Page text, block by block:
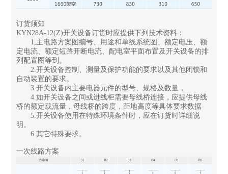
订货须知
KYN28A-12(Z)开关设备订货时应提供下列技术资料：
1,主电路方案图编号、用途和单线系统图、额定电压、额
定电流、额定短路开断电流、配电室平面布置及开关设备的排
列配置图等到。
2.开关设备控制、测量及保护功能的要求以及其他闭锁和
自动装置的要求。
3.开关设备内主要电器元件的型号、规格及数量，
4.如开关设备之间或进线柜需要母线桥连接，应提供母线
桥的额定载流量，母线桥的跨度，距地高度等具体要求数据
5.开关设备使用在特殊环境条件时，应在订货时详细说
明。
6.其它特殊要求。
一次线路方案